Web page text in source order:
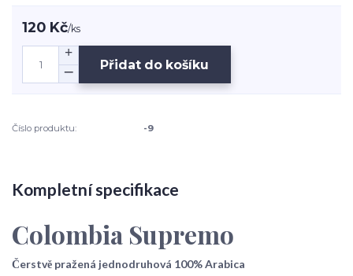
120 Kč/ks
Přidat do košíku
Číslo produktu: -9
Kompletní specifikace
Colombia Supremo
Čerstvě pražená jednodruhová 100% Arabica